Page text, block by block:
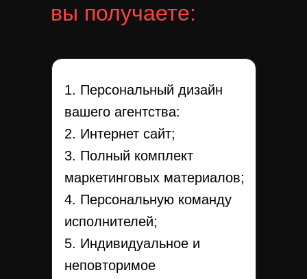
вы получаете:
1. Персональный дизайн
вашего агентства:
2. Интернет сайт;
3. Полный комплект
маркетинговых материалов;
4. Персональную команду
исполнителей;
5. Индивидуальное и
неповторимое